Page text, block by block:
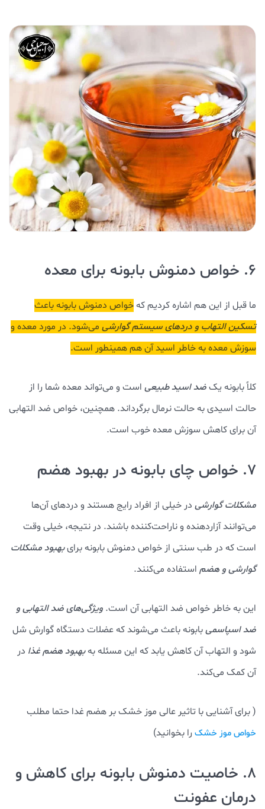
6. خواص دمنوش بابونه برای معده
ما قبل از این هم اشاره کردیم کهخواص دمنوش بابونه باعث
تسکین التهاب و دردهای سیستم گوارشی می‌شود. در مورد معده و
سوزش معده به خاطر اسید آن هم همینطور است.
کلاً بابونه یکضد اسید طبیعی است و می‌تواند معده شما را از
حالت اسیدی به حالت نرمال برگرداند. همچنین، خواص ضد التهابی
آن برای کاهش سوزش معده خوب است.
7. خواص چای بابونه در بهبود هضم
مشکلات گوارشی در خیلی از افراد رایج هستند و دردهای آن‌ها
می‌توانند آزاردهنده و ناراحت‌کننده باشند. در نتیجه، خیلی وقت
است که در طب سنتی از خواص دمنوش بابونه برایبهبود مشکلات
گوارشی و هضم استفاده می‌کنند.
این به خاطر خواص ضد التهابی آن است. ویژگی‌های ضد التهابی و
ضد اسپاسمیبابونه باعث می‌شوند که عضلات دستگاه گوارش شل
شود و التهاب آن کاهش یابد که این مسئله بهبهبود هضم غذا در
آن کمک می‌کند.
( برای آشنایی با تاثیر عالی موز خشک بر هضم غدا حتما مطلب
خواص موز خشک را بخوانید)
8. خاصیت دمنوش بابونه برای کاهش و
درمان عفونت